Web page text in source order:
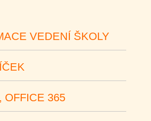
VEDENÍ ŠKOLY
OFFICE 365